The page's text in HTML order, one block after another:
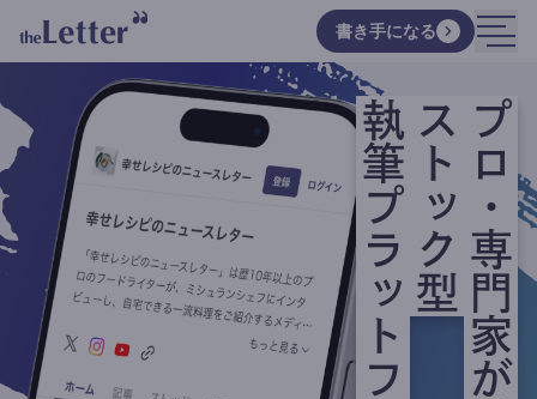
書き手になる
プロ・専門家が使う
ストック型